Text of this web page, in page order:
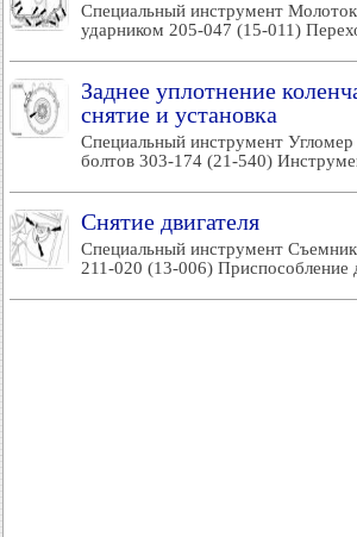
Специальный инструмент
ударником 205-047 (15-011)
Заднее уплотнение
снятие и установка
Специальный инструмент Угломер
болтов 303-174 (21-540)
Снятие двигателя
Специальный инструмент
211-020 (13-006) Приспособление